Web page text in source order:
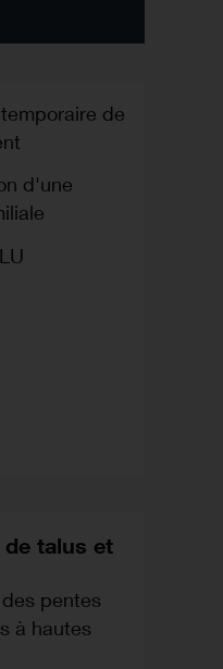
de
d'une
talus et
pentes
à hautes